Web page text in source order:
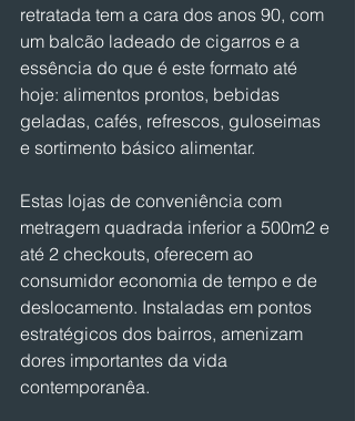
retratada tem a cara dos anos 90, com
um balcão ladeado de cigarros e a
essência do que é este formato até
hoje: alimentos prontos, bebidas
geladas, cafés, refrescos, guloseimas
e sortimento básico alimentar.
Estas lojas de conveniência com
metragem quadrada inferior a 500m2 e
até 2 checkouts, oferecem ao
consumidor economia de tempo e de
deslocamento. Instaladas em pontos
estratégicos dos bairros, amenizam
dores importantes da vida
contemporanêa.